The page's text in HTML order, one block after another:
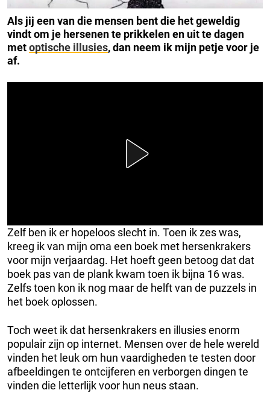
Als jij een van die mensen bent die het geweldig
vindt om je hersenen te prikkelen en uit te dagen
metoptische illusies, dan neem ik mijn petje voor je
af.
Zelf ben ik er hopeloos slecht in. Toen ik zes was,
kreeg ik van mijn oma een boek met hersenkrakers
voor mijn verjaardag. Het hoeft geen betoog dat dat
boek pas van de plank kwam toen ik bijna 16 was.
Zelfs toen kon ik nog maar de helft van de puzzels in
het boek oplossen.
Toch weet ik dat hersenkrakers en illusies enorm
populair zijn op internet. Mensen over de hele wereld
vinden het leuk om hun vaardigheden te testen door
afbeeldingen te ontcijferen en verborgen dingen te
vinden die letterlijk voor hun neus staan.